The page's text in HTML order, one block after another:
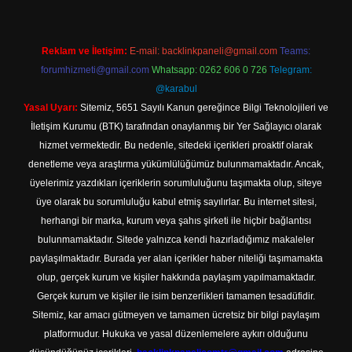
Reklam ve İletişim: E-mail: backlinkpaneli@gmail.com Teams:
forumhizmeti@gmail.com Whatsapp: 0262 606 0 726 Telegram:
@karabul
Yasal Uyarı: Sitemiz, 5651 Sayılı Kanun gereğince Bilgi Teknolojileri ve
İletişim Kurumu (BTK) tarafından onaylanmış bir Yer Sağlayıcı olarak
hizmet vermektedir. Bu nedenle, sitedeki içerikleri proaktif olarak
denetleme veya araştırma yükümlülüğümüz bulunmamaktadır. Ancak,
üyelerimiz yazdıkları içeriklerin sorumluluğunu taşımakta olup, siteye
üye olarak bu sorumluluğu kabul etmiş sayılırlar. Bu internet sitesi,
herhangi bir marka, kurum veya şahıs şirketi ile hiçbir bağlantısı
bulunmamaktadır. Sitede yalnızca kendi hazırladığımız makaleler
paylaşılmaktadır. Burada yer alan içerikler haber niteliği taşımamakta
olup, gerçek kurum ve kişiler hakkında paylaşım yapılmamaktadır.
Gerçek kurum ve kişiler ile isim benzerlikleri tamamen tesadüfidir.
Sitemiz, kar amacı gütmeyen ve tamamen ücretsiz bir bilgi paylaşım
platformudur. Hukuka ve yasal düzenlemelere aykırı olduğunu